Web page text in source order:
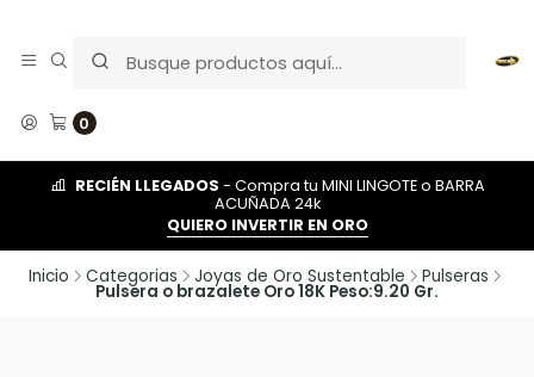
0
RECIÉN LLEGADOS - Compra tu MINI LINGOTE o BARRA
ACUÑADA 24k
QUIERO INVERTIR EN ORO
Inicio Categorias Joyas de Oro Sustentable Pulseras
Pulsera o brazalete Oro 18K Peso:9.20 Gr.